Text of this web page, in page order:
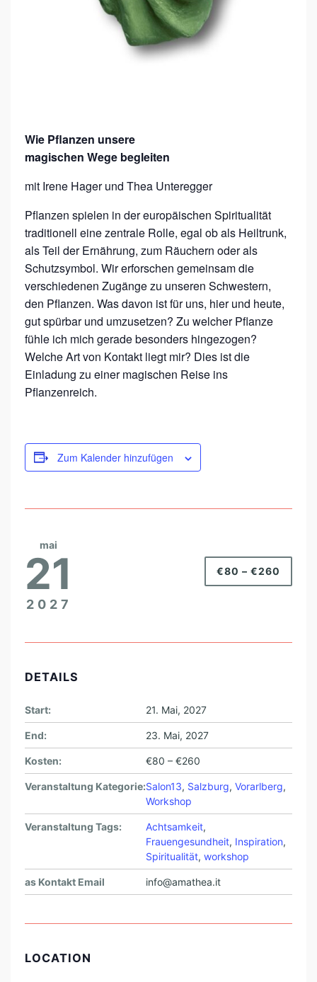
Wie Pflanzen unsere
magischen Wege begleiten
mit Irene Hager und Thea Unteregger
Pflanzen spielen in der europäischen Spiritualität
traditionell eine zentrale Rolle, egal ob als Heiltrunk,
als Teil der Ernährung, zum Räuchern oder als
Schutzsymbol. Wir erforschen gemeinsam die
verschiedenen Zugänge zu unseren Schwestern,
den Pflanzen. Was davon ist für uns, hier und heute,
gut spürbar und umzusetzen? Zu welcher Pflanze
fühle ich mich gerade besonders hingezogen?
Welche Art von Kontakt liegt mir? Dies ist die
Einladung zu einer magischen Reise ins
Pflanzenreich.
Zum Kalender hinzufügen
mai
21
2027
€80 – €260
DETAILS
Start: 21. Mai, 2027
End: 23. Mai, 2027
Kosten: €80 – €260
Veranstaltung Kategorie:Salon13, Salzburg, Vorarlberg,
Workshop
Veranstaltung Tags: Achtsamkeit,
Frauengesundheit, Inspiration,
Spiritualität, workshop
as Kontakt Email info@amathea.it
LOCATION